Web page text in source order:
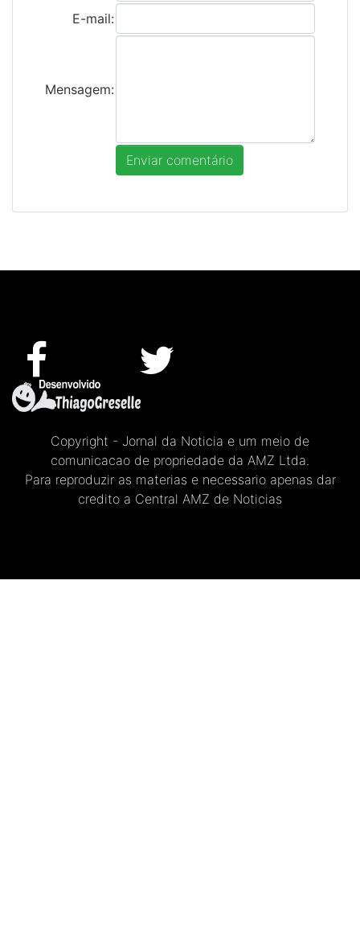
E-mail:
Mensagem:
Copyright - Jornal da Noticia e um meio de
comunicacao de propriedade da AMZ Ltda.
Para reproduzir as materias e necessario apenas dar
credito a Central AMZ de Noticias